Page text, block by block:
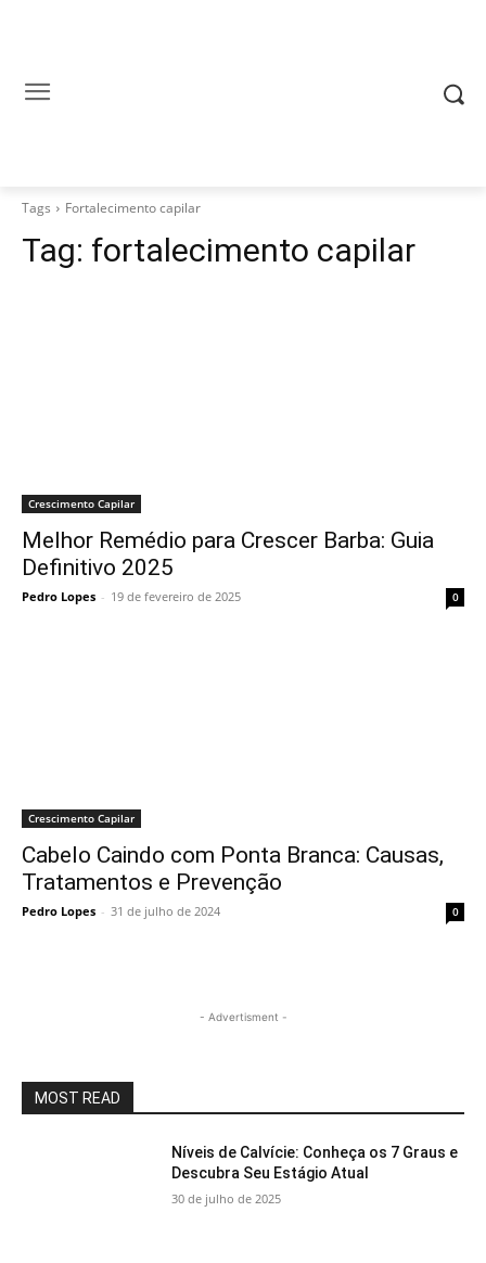
Tags Fortalecimento capilar
Tag: fortalecimento capilar
Crescimento Capilar
Melhor Remédio para Crescer Barba: Guia
Definitivo 2025
Pedro Lopes - 19 de fevereiro de 2025 0
Crescimento Capilar
Cabelo Caindo com Ponta Branca: Causas,
Tratamentos e Prevenção
Pedro Lopes - 31 de julho de 2024 0
- Advertisment -
MOST READ
Níveis de Calvície: Conheça os 7 Graus e
Descubra Seu Estágio Atual
30 de julho de 2025